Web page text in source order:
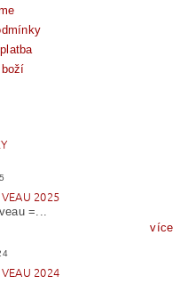
2025
=...
více
2024